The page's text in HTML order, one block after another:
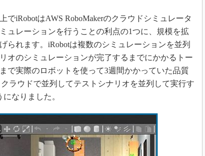
iRobotはAWS RoboMakerのクラウドシミュレータ
ュレーションを行うことの利点の1つに、規模を拡
られます。iRobotは複数のシミュレーションを並列
オのシミュレーションが完了するまでにかかるトー
で実際のロボットを使って3週間かかっていた品質
ラウドで並列してテストシナリオを並列して実行す
なりました。